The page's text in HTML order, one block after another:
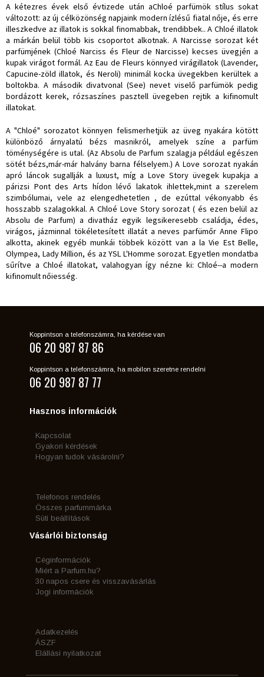
A kétezres évek első évtizede után aChloé parfümök stílus sokat
változott: az új célközönség napjaink modern ízlésű fiatal nője, és erre
illeszkedve az illatok is sokkal finomabbak, trendibbek.. A Chloé illatok
a márkán belül több kis csoportot alkotnak. A Narcisse sorozat két
parfümjének (Chloé Narciss és Fleur de Narcisse) kecses üvegjén a
kupak virágot formál. Az Eau de Fleurs könnyed virágillatok (Lavender,
Capucine-zöld illatok, és Neroli) minimál kocka üvegekben kerültek a
boltokba. A második divatvonal (See) nevet viselő parfümök pedig
bordázott kerek, rózsaszínes pasztell üvegeben rejtik a kifinomult
illatokat.
A "Chloé" sorozatot könnyen felismerhetjük az üveg nyakára kötött
különböző árnyalatú bézs masnikról, amelyek színe a parfüm
töménységére is utal. (Az Absolu de Parfum szalagja például egészen
sötét bézs,már-már halvány barna félselyem.) A Love sorozat nyakán
apró láncok sugallják a luxust, míg a Love Story üvegek kupakja a
párizsi Pont des Arts hídon lévő lakatok ihlettek,mint a szerelem
szimbólumai, vele az elengedhetetlen , de ezúttal vékonyabb és
hosszabb szalagokkal. A Chloé Love Story sorozat ( és ezen belül az
Absolu de Parfum) a divatház egyik legsikeresebb családja, édes,
virágos, jázminnal tökéletesített illatát a neves parfümőr Anne Flipo
alkotta, akinek egyéb munkái többek között van a la Vie Est Belle,
Olympea, Lady Million, és az YSL L'Homme sorozat. Egyetlen mondatba
sűrítve a Chloé illatokat, valahogyan így nézne ki: Chloé--a modern
kifinomult nőiesség.
Koppintson a telefonszámra, ha kérdése van
06 20 987 87 86
Koppintson a telefonszámra, ha mobilon szeretne rendelni
06 20 987 87 77
Hasznos információk
Kapcsolat
Gyakori kérdések
Hogyan tudok vásárolni?
Telefonos rendelés
Összes parfummárka
Süti beállítások
Vásárlói biztonság
Céginformációk
Miért a Parfum.hu?
30 napos csere és visszavásárlás
Jogi információk
Adatkezelés
ÁSZF
Elállási nyilatkozat